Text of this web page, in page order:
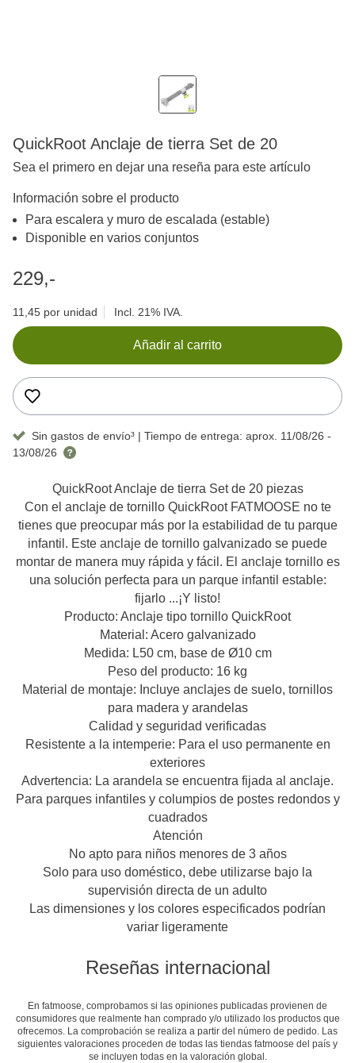
QuickRoot Anclaje de tierra Set de 20
Sea el primero en dejar una reseña para este artículo
Información sobre el producto
Para escalera y muro de escalada (estable)
Disponible en varios conjuntos
229,-
11,45 por unidad Incl. 21% IVA.
Añadir al carrito
Sin gastos de envío³ | Tiempo de entrega: aprox. 11/08/26 -
13/08/26
QuickRoot Anclaje de tierra Set de 20 piezas
Con el anclaje de tornillo QuickRoot FATMOOSE no te
tienes que preocupar más por la estabilidad de tu parque
infantil. Este anclaje de tornillo galvanizado se puede
montar de manera muy rápida y fácil. El anclaje tornillo es
una solución perfecta para un parque infantil estable:
fijarlo ...¡Y listo!
Producto: Anclaje tipo tornillo QuickRoot
Material: Acero galvanizado
Medida: L50 cm, base de Ø10 cm
Peso del producto: 16 kg
Material de montaje: Incluye anclajes de suelo, tornillos
para madera y arandelas
Calidad y seguridad verificadas
Resistente a la intemperie: Para el uso permanente en
exteriores
Advertencia: La arandela se encuentra fijada al anclaje.
Para parques infantiles y columpios de postes redondos y
cuadrados
Atención
No apto para niños menores de 3 años
Solo para uso doméstico, debe utilizarse bajo la
supervisión directa de un adulto
Las dimensiones y los colores especificados podrían
variar ligeramente
Reseñas internacional
En fatmoose, comprobamos si las opiniones publicadas provienen de
consumidores que realmente han comprado y/o utilizado los productos que
ofrecemos. La comprobación se realiza a partir del número de pedido. Las
siguientes valoraciones proceden de todas las tiendas fatmoose del país y
se incluyen todas en la valoración global.